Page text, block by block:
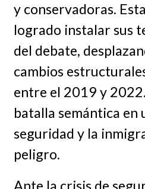
y conservadoras.
logrado instalar sus
del debate,
cambios
entre el 2019 y
batalla semántica en
seguridad y la
peligro.
Ante la crisis de